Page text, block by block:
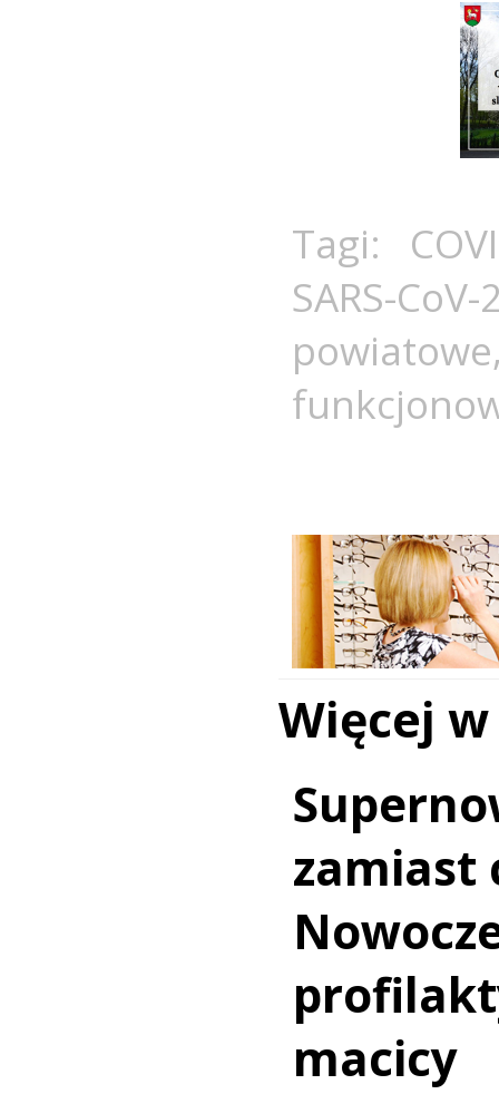
Tagi:
SARS-CoV-
powiatowe
Więcej
zamiast
macicy